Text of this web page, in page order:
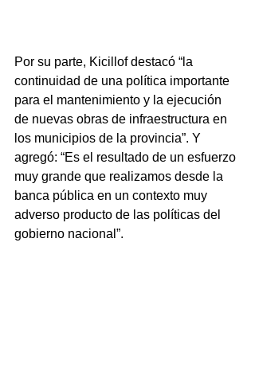
Por su parte, Kicillof destacó “la
continuidad de una política importante
para el mantenimiento y la ejecución
de nuevas obras de infraestructura en
los municipios de la provincia”. Y
agregó: “Es el resultado de un esfuerzo
muy grande que realizamos desde la
banca pública en un contexto muy
adverso producto de las políticas del
gobierno nacional”.